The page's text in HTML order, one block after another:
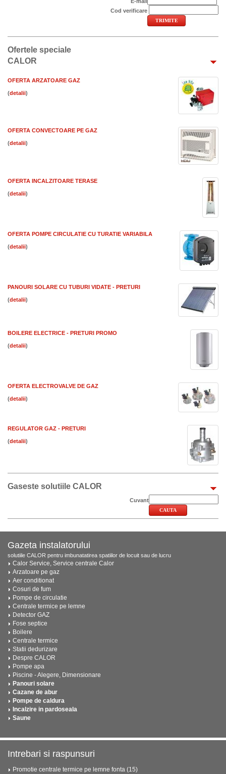
Cod verificare
Ofertele speciale
CALOR
OFERTA ARZATOARE GAZ
( )
OFERTA CONVECTOARE PE GAZ
( )
OFERTA INCALZITOARE TERASE
( )
OFERTA POMPE CIRCULATIE CU TURATIE VARIABILA
( )
PANOURI SOLARE CU TUBURI VIDATE - PRETURI
( )
BOILERE ELECTRICE - PRETURI PROMO
( )
OFERTA ELECTROVALVE DE GAZ
( )
REGULATOR GAZ - PRETURI
( )
Gaseste solutiile CALOR
Cuvant
Gazeta instalatorului
solutiile CALOR pentru imbunatatirea spatiilor de locuit sau de lucru
Calor Service, Service centrale Calor
Arzatoare pe gaz
Aer conditionat
Cosuri de fum
Pompe de circulatie
Centrale termice pe lemne
Detector GAZ
Fose septice
Boilere
Centrale termice
Statii dedurizare
Despre CALOR
Pompe apa
Piscine - Alegere, Dimensionare
Panouri solare
Cazane de abur
Pompe de caldura
Incalzire in pardoseala
Saune
Intrebari si raspunsuri
Promotie centrale termice pe lemne fonta (15)